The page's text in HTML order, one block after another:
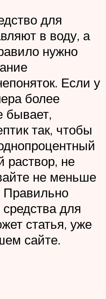
для
в воду, а
нужно
Если у
более
бывает,
так, чтобы
не
не меньше
Правильно
для
статья, уже
сайте.